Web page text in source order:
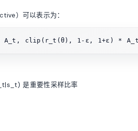
）可以表示为：
是重要性采样比率